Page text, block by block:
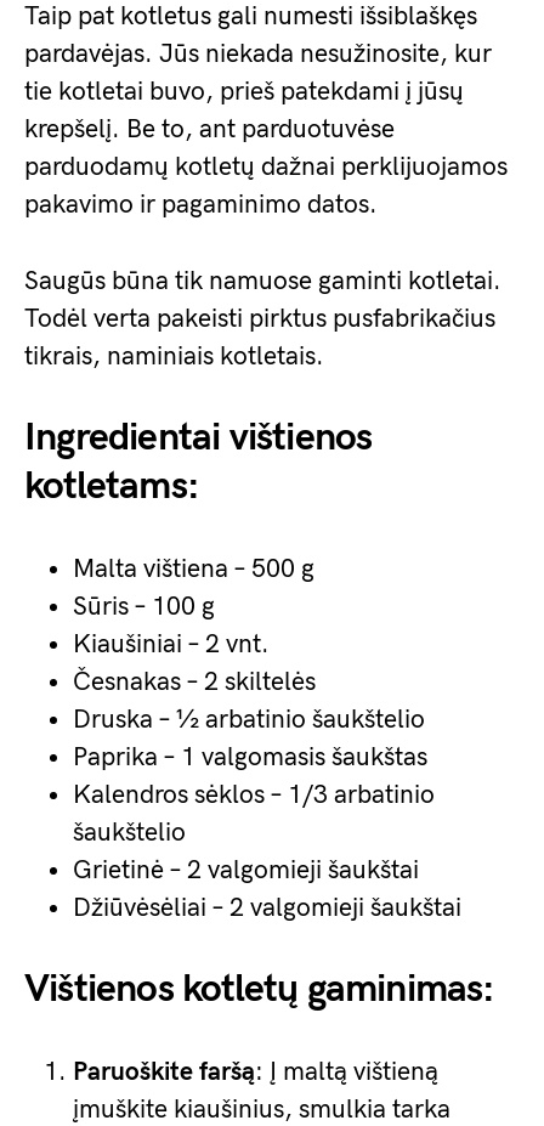
Taip pat kotletus gali numesti išsiblaškęs
pardavėjas. Jūs niekada nesužinosite, kur
tie kotletai buvo, prieš patekdami į jūsų
krepšelį. Be to, ant parduotuvėse
parduodamų kotletų dažnai perklijuojamos
pakavimo ir pagaminimo datos.
Saugūs būna tik namuose gaminti kotletai.
Todėl verta pakeisti pirktus pusfabrikačius
tikrais, naminiais kotletais.
Ingredientai vištienos
kotletams:
Malta vištiena – 500 g
Sūris – 100 g
Kiaušiniai – 2 vnt.
Česnakas – 2 skiltelės
Druska – ½ arbatinio šaukštelio
Paprika – 1 valgomasis šaukštas
Kalendros sėklos – 1/3 arbatinio
šaukštelio
Grietinė – 2 valgomieji šaukštai
Džiūvėsėliai – 2 valgomieji šaukštai
Vištienos kotletų gaminimas:
Paruoškite faršą: Į maltą vištieną
įmuškite kiaušinius, smulkia tarka